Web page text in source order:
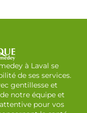
à Laval se
de ses services.
gentillesse et
notre équipe et
pour vos